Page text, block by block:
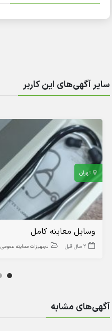
سایر آگهی‌های این کاربر
تهران
وسایل معاینه کامل
2 سال قبل تجهیزات معاینه عمومی
آگهی‌های مشابه